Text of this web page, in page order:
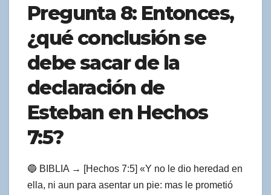
Pregunta 8: Entonces,
¿qué conclusión se
debe sacar de la
declaración de
Esteban en Hechos
7:5?
🔵 BIBLIA → [Hechos 7:5] «Y no le dio heredad en
ella, ni aun para asentar un pie: mas le prometió